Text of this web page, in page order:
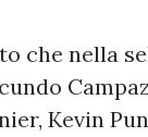
che nella
Kevin